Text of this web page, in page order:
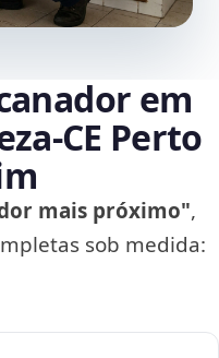
em
Perto
mais próximo",
sob medida: